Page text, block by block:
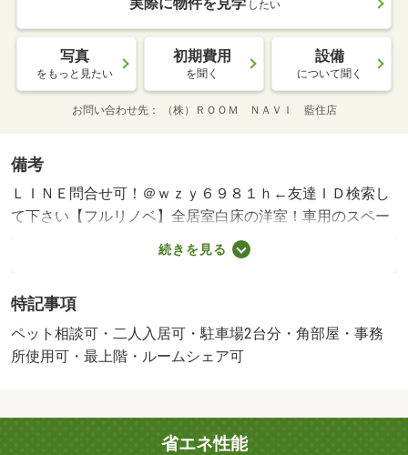
したい
写真
をもっと見たい
初期費用
を聞く
設備
について聞く
お問い合わせ先 （株）ＲＯＯＭ ＮＡＶＩ 藍住店
備考
ＬＩＮＥ問合せ可！＠ｗｚｙ６９８１ｈ←友達ＩＤ検索し
て下さい【フルリノベ】全居室白床の洋室！車用のスペー
スもバッチリ。２台分の駐車スペースが割り当てできま
す。賃料１０万円以下をご希望のお客様、ぜひお問い合わ
ＮＡＶＩにお任せください（＾＾）・維持費等：浄化槽保
守点検費１，６５０円／月・安心サポート９９０円／月・
家賃１０万円以下の一戸建てをお探しのお客様におすすめ
など、沢山の戸建て情報を公開中です（＾＾）
続きを見る
特記事項
ペット相談可・二人入居可・駐車場2台分・角部屋・事務
所使用可・最上階・ルームシェア可
省エネ性能